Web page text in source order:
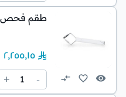
طقم فحص
٢٬٢٥٥٫١٥
-
1
+